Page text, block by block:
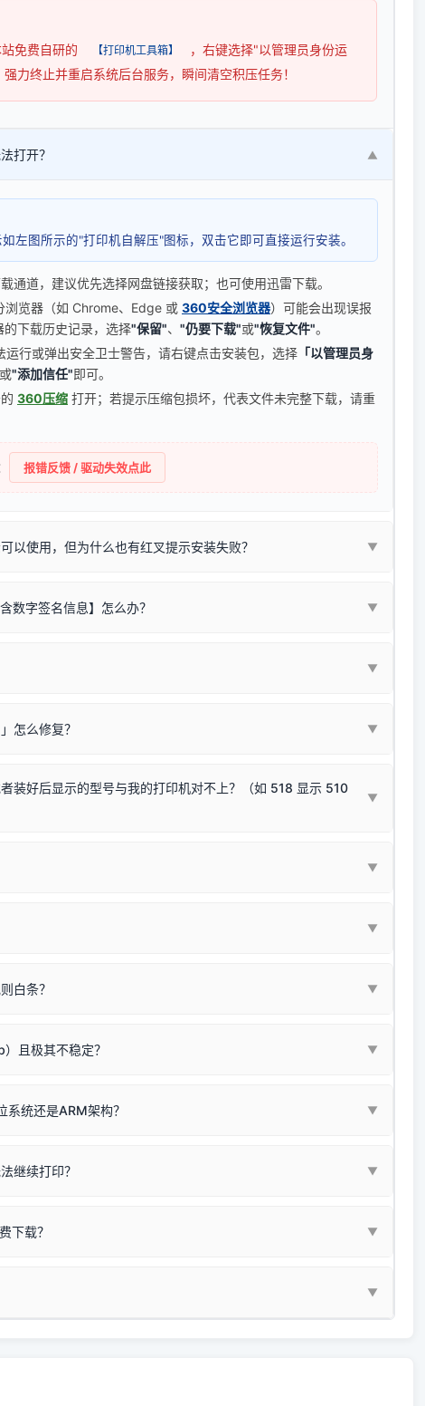
免费自研的 【打印机工具箱】
，右键选择"以管理员身份运
强力终止并重启系统后台服务，瞬间清空积压任务！
打开？ ▼
左图所示的"打印机自解压"图标，双击它即可直接运行安装。
通道，建议优先选择网盘链接获取；也可使用迅雷下载。
浏览器（如 Chrome、Edge 或 360安全浏览器）可能会出现误报
的下载历史记录，选择"保留"、 "仍要下载"或"恢复文件"。
运行或弹出安全卫士警告，请右键点击安装包，选择 「以管理员身
或"添加信任"即可。
360压缩 打开；若提示压缩包损坏，代表文件未完整下载，请重
报错反馈 / 驱动失效点此
以使用，但为什么也有红叉提示安装失败？ ▼
运行时会检测您的系统位数，并只安装与系统相匹配的那一部
与您当前电脑系统相兼容的驱动已安装成功。
任意一个绿色对勾，直接关闭窗口去打印测试即可。
数字签名信息】怎么办？ ▼
制，
部分新版 Windows 系统（如 Win10/Win11 最新版）已
Win11 系统不再默认兼容，而非文件安全性问题。
用无需长期关闭系统安全校验。）
▼
插紧；
设备管理器中点击【扫描检测硬件改动】刷新硬件列表。
怎么修复？ ▼
置插口或外接拓展坞；
化的线材是此问题的高发诱因。
装好后显示的型号与我的打印机对不上？（如 518 显示 510
▼
商在生产时，会将**外观和配置稍有不同，但内部核心芯片和打
通用的驱动程序**。命名时，通常会采用这个系列中的**基础款
）：
同系列，官方驱动名称通常显示为
，官方驱动名称通常显示为
列，官方驱动名称通常显示为
的驱动都是站长在实战中高频使用的，要是驱动有错或者不能用，
▼
于正常待机状态；
原稿朝下放置在玻璃面板上，按下带有复印标识
重装驱动无法解决，建议联系售后或商家。
▼
并取消勾选「脱机使用打印机」
白条？ ▼
硒鼓寿命终结；喷墨打印机可能墨盒干涸、喷头堵塞。
且极其不稳定？ ▼
线网络打印？（此连接模式最稳定）
；
模式。如果没有，再采用USB局域网共享方案。
打印机升级为独立网络打
统还是ARM架构？ ▼
的操作系统版本以及系统架构。
的超薄本、Surface Pro X等 Windows ARM 系统设备，普通的
专用驱动。普通电脑用户请忽略本条。
继续打印？ ▼
击【清空打印任务】按钮，软件将自动安全停止后台服务、彻底
下载？ ▼
打印队列；
▼